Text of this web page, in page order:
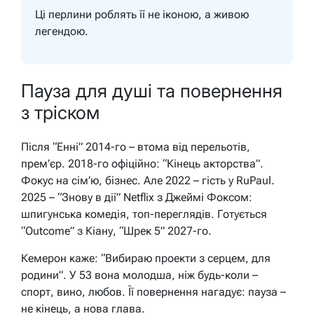
Ці перлини роблять її не іконою, а живою
легендою.
Пауза для душі та повернення
з тріском
Після “Енні” 2014-го – втома від перельотів,
прем’єр. 2018-го офіційно: “Кінець акторства”.
Фокус на сім’ю, бізнес. Але 2022 – гість у RuPaul.
2025 – “Знову в дії” Netflix з Джеймі Фоксом:
шпигунська комедія, топ-переглядів. Готується
“Outcome” з Кіану, “Шрек 5” 2027-го.
Кемерон каже: “Вибираю проекти з серцем, для
родини”. У 53 вона молодша, ніж будь-коли –
спорт, вино, любов. Її повернення нагадує: пауза –
не кінець, а нова глава.